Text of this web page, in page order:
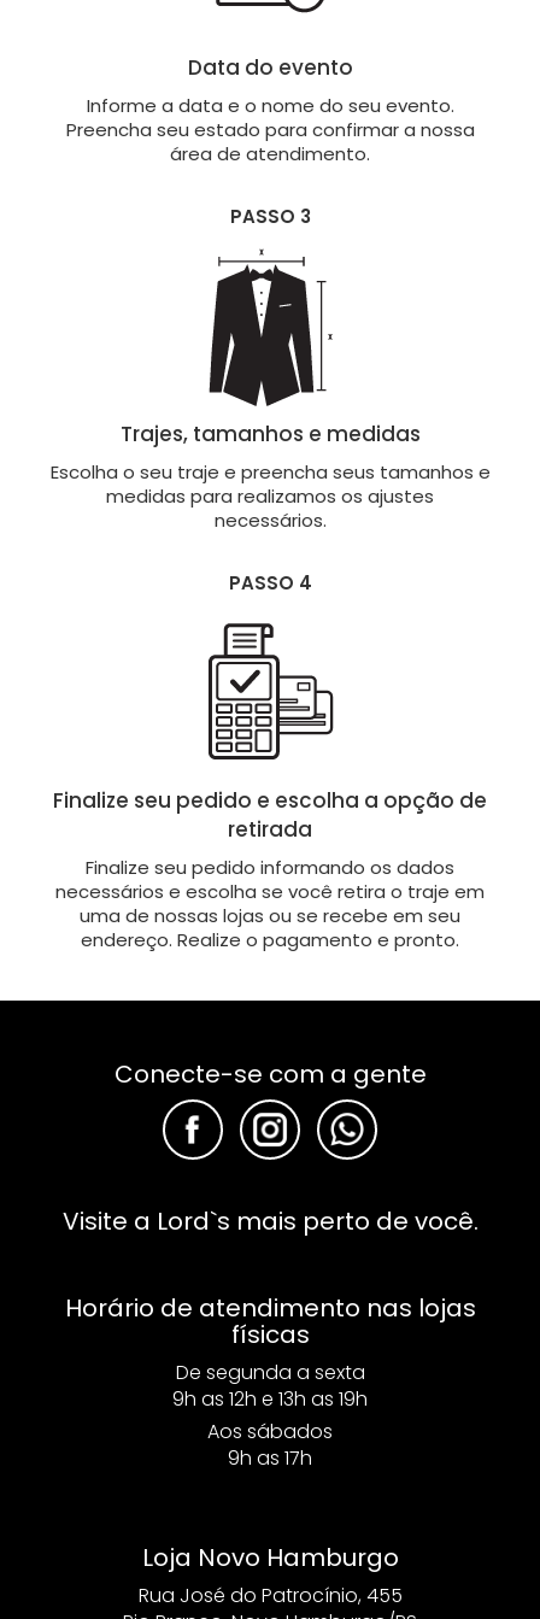
Data do evento
Informe a data e o nome do seu evento.
Preencha seu estado para confirmar a nossa
área de atendimento.
PASSO 3
Trajes, tamanhos e medidas
Escolha o seu traje e preencha seus tamanhos e
medidas para realizamos os ajustes
necessários.
PASSO 4
Finalize seu pedido e escolha a opção de
retirada
Finalize seu pedido informando os dados
necessários e escolha se você retira o traje em
uma de nossas lojas ou se recebe em seu
endereço. Realize o pagamento e pronto.
Conecte-se com a gente
F F F
Visite a Lord`s mais perto de você.
Horário de atendimento nas lojas
físicas
De segunda a sexta
9h as 12h e 13h as 19h
Aos sábados
9h as 17h
Loja Novo Hamburgo
Rua José do Patrocínio, 455